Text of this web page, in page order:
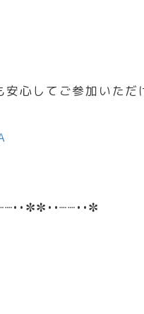
安心してご参加いただ